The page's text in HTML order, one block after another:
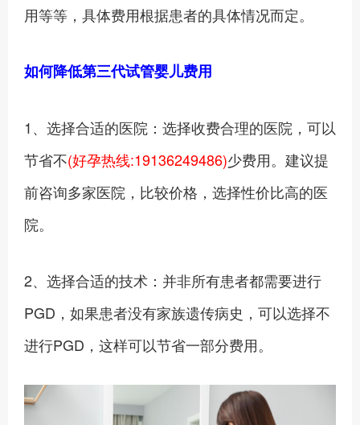
用等等，具体费用根据患者的具体情况而定。
如何降低第三代试管婴儿费用
1、选择合适的医院：选择收费合理的医院，可以
节省不(好孕热线:19136249486)少费用。建议提
前咨询多家医院，比较价格，选择性价比高的医
院。
2、选择合适的技术：并非所有患者都需要进行
PGD，如果患者没有家族遗传病史，可以选择不
进行PGD，这样可以节省一部分费用。